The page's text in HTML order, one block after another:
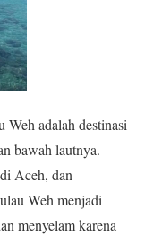
Weh adalah destinasi
bawah lautnya.
Aceh, dan
Weh menjadi
menyelam karena